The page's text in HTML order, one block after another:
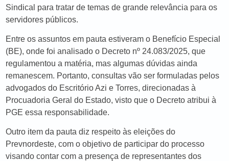
Sindical para tratar de temas de grande relevância para os
servidores públicos.
Entre os assuntos em pauta estiveram o Benefício Especial
(BE), onde foi analisado o Decreto nº 24.083/2025, que
regulamentou a matéria, mas algumas dúvidas ainda
remanescem. Portanto, consultas vão ser formuladas pelos
advogados do Escritório Azi e Torres, direcionadas à
Procuadoria Geral do Estado, visto que o Decreto atribui à
PGE essa responsabilidade.
Outro item da pauta diz respeito às eleições do
Prevnordeste, com o objetivo de participar do processo
visando contar com a presença de representantes dos